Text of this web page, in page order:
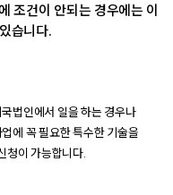
조건이 안되는 경우에는 이
습니다.
법인에서 일을 하는 경우나
에 꼭 필요한 특수한 기술을
청이 가능합니다.